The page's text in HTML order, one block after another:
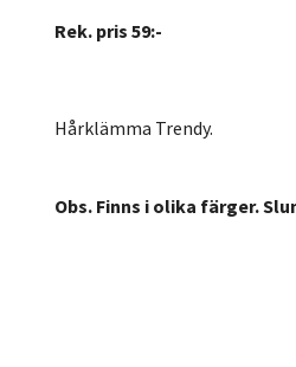
Rek. pris 59:-
Hårklämma Trendy.
Obs. Finns i olika färger.